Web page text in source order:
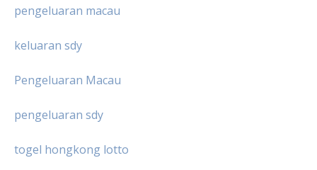
pengeluaran macau
keluaran sdy
Pengeluaran Macau
pengeluaran sdy
togel hongkong lotto